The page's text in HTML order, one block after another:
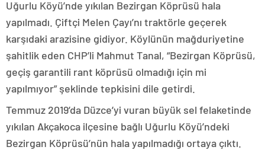
Uğurlu Köyü’nde yıkılan Bezirgan Köprüsü hala
yapılmadı. Çiftçi Melen Çayı’nı traktörle geçerek
karşıdaki arazisine gidiyor. Köylünün mağduriyetine
şahitlik eden CHP’li Mahmut Tanal, “Bezirgan Köprüsü,
geçiş garantili rant köprüsü olmadığı için mi
yapılmıyor” şeklinde tepkisini dile getirdi.
Temmuz 2019’da Düzce’yi vuran büyük sel felaketinde
yıkılan Akçakoca ilçesine bağlı Uğurlu Köyü’ndeki
Bezirgan Köprüsü’nün hala yapılmadığı ortaya çıktı.